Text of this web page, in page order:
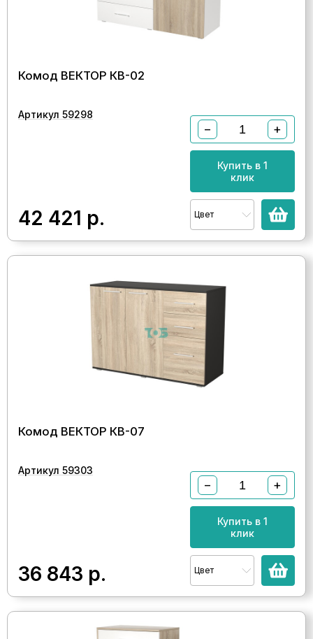
Комод ВЕКТОР КВ-02
Артикул 59298
42 421 р.
− +
Купить в 1
клик
Цвет
Комод ВЕКТОР КВ-07
Артикул 59303
36 843 р.
− +
Купить в 1
клик
Цвет